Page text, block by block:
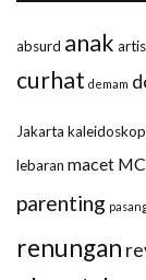
absurd anak artis
curhat demam
Jakarta kaleidoskop
lebaran macet MC
parenting
renungan